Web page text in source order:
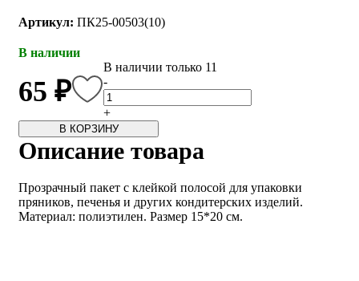
Артикул: ПК25-00503(10)
В наличии
65 ₽
В наличии только 11
-
+
В КОРЗИНУ
Описание товара
Прозрачный пакет с клейкой полосой для упаковки
пряников, печенья и других кондитерских изделий.
Материал: полиэтилен. Размер 15*20 см.